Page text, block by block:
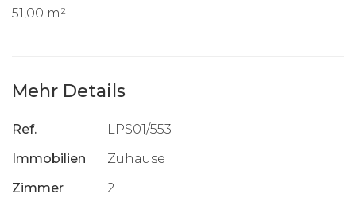
51,00 m²
Mehr Details
Ref.
LPS01/553
Immobilien
Zuhause
Zimmer
2